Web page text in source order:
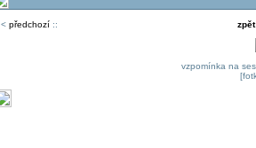
< předchozí::
vzpomínka na